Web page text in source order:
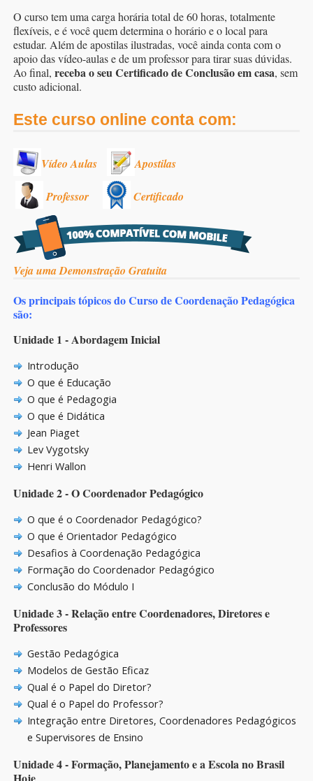
O curso tem uma carga horária total de 60 horas, totalmente
flexíveis, e é você quem determina o horário e o local para
estudar. Além de apostilas ilustradas, você ainda conta com o
apoio das vídeo-aulas e de um professor para tirar suas dúvidas.
Ao final, receba o seu Certificado de Conclusão em casa, sem
custo adicional.
Este curso online conta com:
Vídeo Aulas Apostilas
Professor Certificado
Veja uma Demonstração Gratuita
Os principais tópicos do Curso de Coordenação Pedagógica
são:
Unidade 1 - Abordagem Inicial
Introdução
O que é Educação
O que é Pedagogia
O que é Didática
Jean Piaget
Lev Vygotsky
Henri Wallon
Unidade 2 - O Coordenador Pedagógico
O que é o Coordenador Pedagógico?
O que é Orientador Pedagógico
Desafios à Coordenação Pedagógica
Formação do Coordenador Pedagógico
Conclusão do Módulo I
Unidade 3 - Relação entre Coordenadores, Diretores e
Professores
Gestão Pedagógica
Modelos de Gestão Eficaz
Qual é o Papel do Diretor?
Qual é o Papel do Professor?
Integração entre Diretores, Coordenadores Pedagógicos
e Supervisores de Ensino
Unidade 4 - Formação, Planejamento e a Escola no Brasil
Hoje